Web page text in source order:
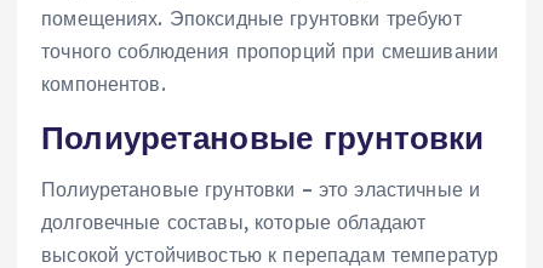
помещениях. Эпоксидные грунтовки требуют
точного соблюдения пропорций при смешивании
компонентов.
Полиуретановые грунтовки
Полиуретановые грунтовки – это эластичные и
долговечные составы, которые обладают
высокой устойчивостью к перепадам температур